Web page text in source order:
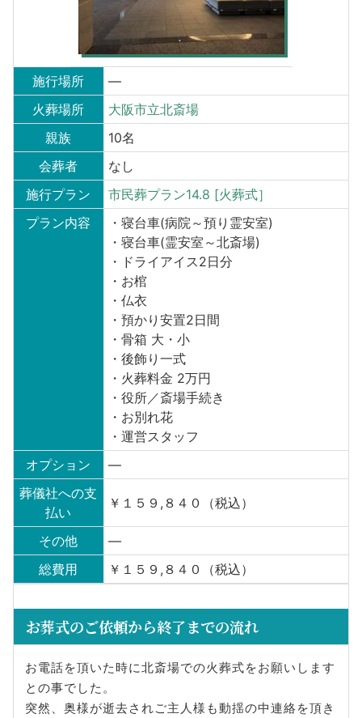
施行場所
—
火葬場所
大阪市立北斎場
親族
10名
会葬者
なし
施行プラン
市民葬プラン14.8 [火葬式］
プラン内容
・寝台車(病院～預り霊安室)
・寝台車(霊安室～北斎場)
・ドライアイス2日分
・お棺
・仏衣
・預かり安置2日間
・骨箱 大・小
・後飾り一式
・火葬料金 2万円
・役所／斎場手続き
・お別れ花
・運営スタッフ
オプション
—
葬儀社への支
払い
￥１５９,８４０（税込）
その他
—
総費用
￥１５９,８４０（税込）
お葬式のご依頼から終了までの流れ
お電話を頂いた時に北斎場での火葬式をお願いします
との事でした。
突然、奥様が逝去されご主人様も動揺の中連絡を頂き